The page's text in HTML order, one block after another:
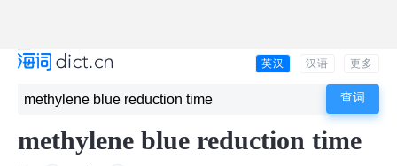
英汉 汉语 更多
methylene blue reduction time